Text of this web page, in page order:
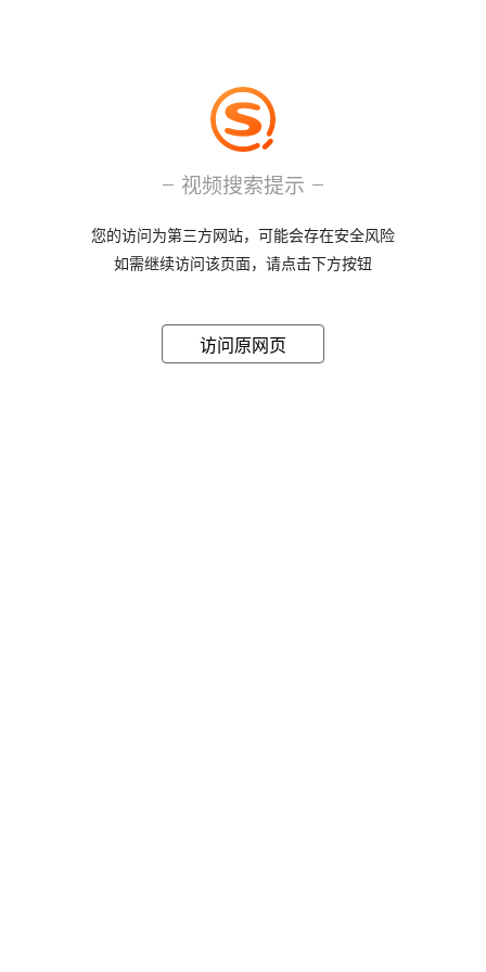
视频搜索提示
您的访问为第三方网站，可能会存在安全风险
如需继续访问该页面，请点击下方按钮
访问原网页